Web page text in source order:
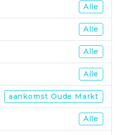
Alle
Alle
Alle
Alle
aankomst Oude Markt
Alle